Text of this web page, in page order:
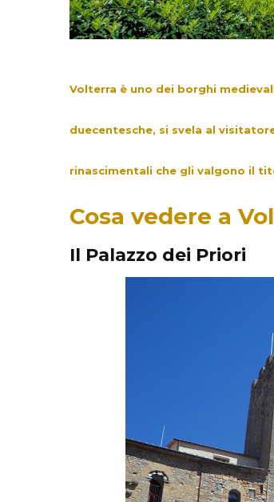
Volterra è uno dei borghi
duecentesche, si svela al
rinascimentali che gli valgono il
Cosa vedere a
Il Palazzo dei Priori